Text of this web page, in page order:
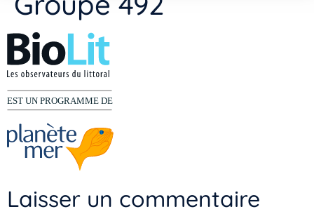
Laisser un commentaire